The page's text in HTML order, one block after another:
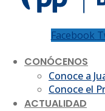
Facebook
CONÓCENOS
Conoce a
Conoce el
ACTUALIDAD